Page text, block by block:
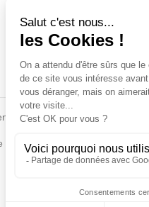
de la
Fiches conseils
Insecte